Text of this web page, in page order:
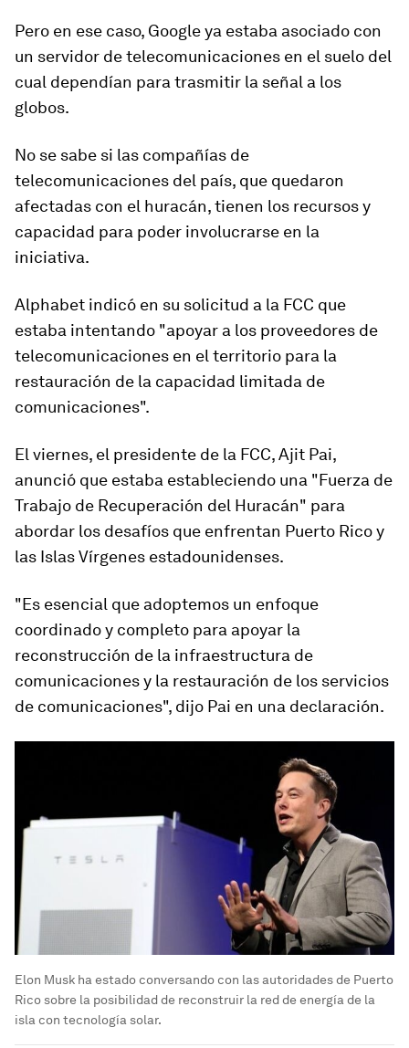
Pero en ese caso, Google ya estaba asociado con
un servidor de telecomunicaciones en el suelo del
cual dependían para trasmitir la señal a los
globos.
No se sabe si las compañías de
telecomunicaciones del país, que quedaron
afectadas con el huracán, tienen los recursos y
capacidad para poder involucrarse en la
iniciativa.
Alphabet indicó en su solicitud a la FCC que
estaba intentando "apoyar a los proveedores de
telecomunicaciones en el territorio para la
restauración de la capacidad limitada de
comunicaciones".
El viernes, el presidente de la FCC, Ajit Pai,
anunció que estaba estableciendo una "Fuerza de
Trabajo de Recuperación del Huracán" para
abordar los desafíos que enfrentan Puerto Rico y
las Islas Vírgenes estadounidenses.
"Es esencial que adoptemos un enfoque
coordinado y completo para apoyar la
reconstrucción de la infraestructura de
comunicaciones y la restauración de los servicios
de comunicaciones", dijo Pai en una declaración.
Elon Musk ha estado conversando con las autoridades de Puerto
Rico sobre la posibilidad de reconstruir la red de energía de la
isla con tecnología solar.